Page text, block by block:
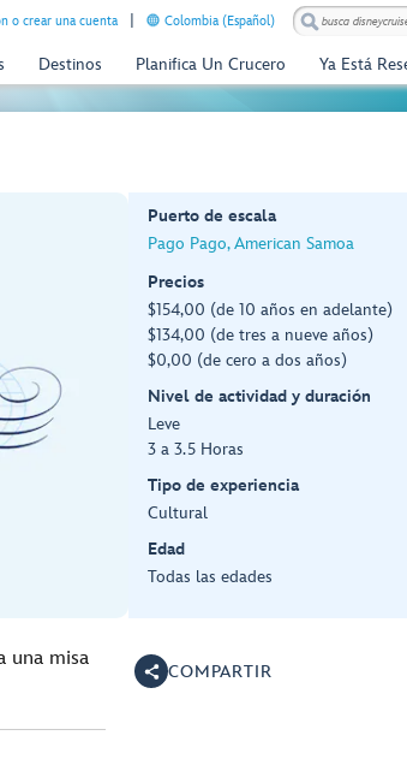
o crear una cuenta Colombia (Español)
Destinos Planifica Un Crucero Ya Está
Puerto de escala
Pago Pago, American Samoa
Precios
$154,00 (de 10 años en adelante)
$134,00 (de tres a nueve años)
$0,00 (de cero a dos años)
Nivel de actividad y duración
Leve
3 a 3.5 Horas
Tipo de experiencia
Cultural
Edad
Todas las edades
una misa
COMPARTIR